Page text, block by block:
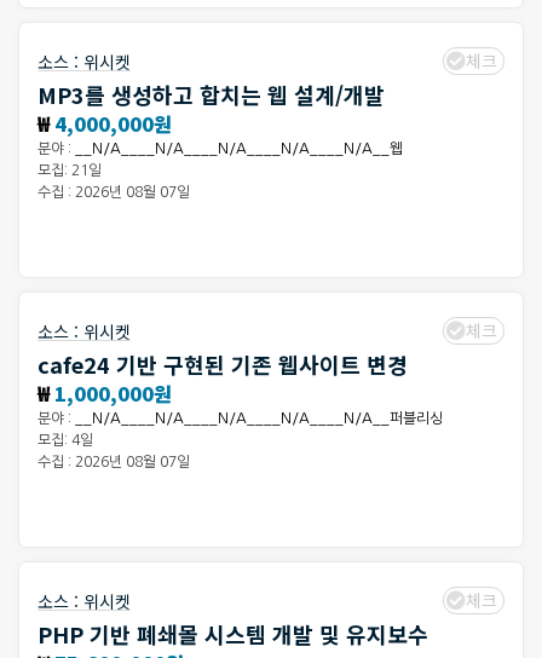
소스 : 위시켓 체크
MP3를 생성하고 합치는 웹 설계/개발
₩4,000,000원
분야 :
__N/A____N/A____N/A____N/A____N/A__웹
모집: 21일
수집 : 2026년 08월 07일
소스 : 위시켓 체크
cafe24 기반 구현된 기존 웹사이트 변경
₩1,000,000원
분야 :
__N/A____N/A____N/A____N/A____N/A__퍼블리싱
모집: 4일
수집 : 2026년 08월 07일
소스 : 위시켓 체크
PHP 기반 폐쇄몰 시스템 개발 및 유지보수